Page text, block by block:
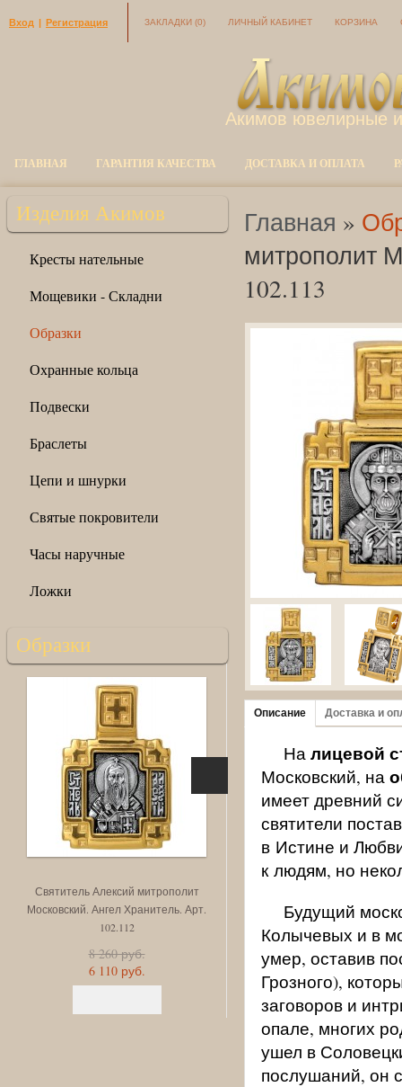
Вход | Регистрация ЗАКЛАДКИ (0) ЛИЧНЫЙ КАБИНЕТ КОРЗИНА
Акимов ювелирные
ГЛАВНАЯ ГАРАНТИЯ КАЧЕСТВА ДОСТАВКА И ОПЛАТА
Изделия Акимов
Кресты нательные
Мощевики - Складни
Образки
Охранные кольца
Подвески
Браслеты
Цепи и шнурки
Святые покровители
Часы наручные
Ложки
Образки
Святитель Алексий митрополит
Московский. Ангел Хранитель. Арт.
102.112
8 260 руб.
6 110 руб.
Московская. Ангел
8 260 руб.
6 110 руб.
Главная »
митрополит
102.113
Описание Доставка и
На лицевой
Московский, на
имеет древний
святители
в Истине и
к людям, но
Будущий
Колычевых и в
умер, оставив
Грозного),
заговоров и
опале, многих
ушел в
послушаний, он